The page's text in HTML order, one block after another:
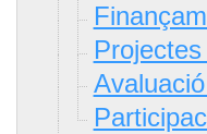
Projectes